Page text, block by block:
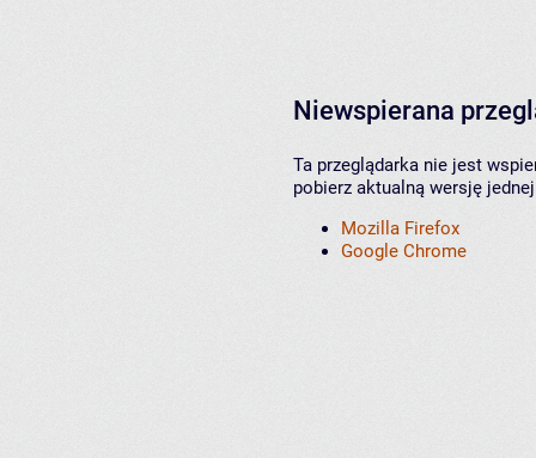
Niewspierana
Ta przeglądarka nie jest
pobierz aktualną wersję
Mozilla Firefox
Google Chrome